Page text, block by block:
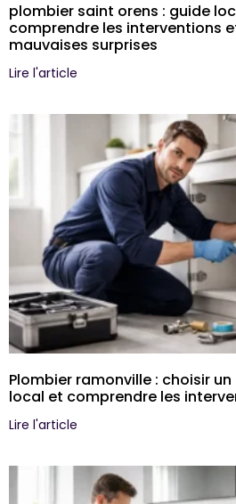
plombier saint orens : guide
comprendre les interventions
mauvaises surprises
Lire l'article
Plombier ramonville : choisir
local et comprendre les
Lire l'article